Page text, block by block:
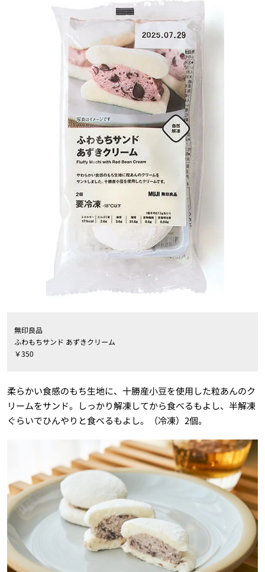
無印良品
ふわもちサンド あずきクリーム
￥350
柔らかい食感のもち生地に、十勝産小豆を使用した粒あんのク
リームをサンド。しっかり解凍してから食べるもよし、半解凍
ぐらいでひんやりと食べるもよし。（冷凍）2個。